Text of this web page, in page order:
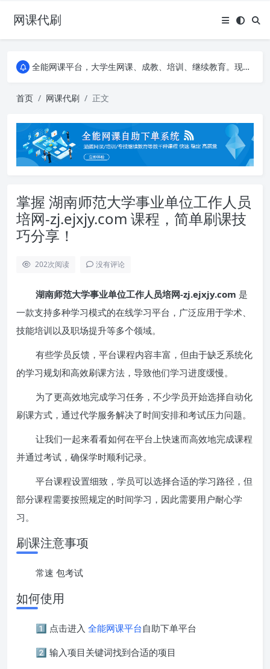
网课代刷
AI论文写作平台，根据真实文献内容生成论文
全能网课平台，大学生网课、成教、培训、继续教育。现已接入代刷代考项目3000+
全能网课平台，大学生网课、成教、培训、继续教育。现已接入代刷代考项目3000+
首页 网课代刷 正文
掌握 湖南师范大学事业单位工作人员
培网-zj.ejxjy.com 课程，简单刷课技
巧分享！
202次阅读 没有评论
湖南师范大学事业单位工作人员培网-zj.ejxjy.com 是
一款支持多种学习模式的在线学习平台，广泛应用于学术、
技能培训以及职场提升等多个领域。
有些学员反馈，平台课程内容丰富，但由于缺乏系统化
的学习规划和高效刷课方法，导致他们学习进度缓慢。
为了更高效地完成学习任务，不少学员开始选择自动化
刷课方式，通过代学服务解决了时间安排和考试压力问题。
让我们一起来看看如何在平台上快速而高效地完成课程
并通过考试，确保学时顺利记录。
平台课程设置细致，学员可以选择合适的学习路径，但
部分课程需要按照规定的时间学习，因此需要用户耐心学
习。
刷课注意事项
常速 包考试
如何使用
1️⃣ 点击进入 全能网课平台自助下单平台
2️⃣ 输入项目关键词找到合适的项目